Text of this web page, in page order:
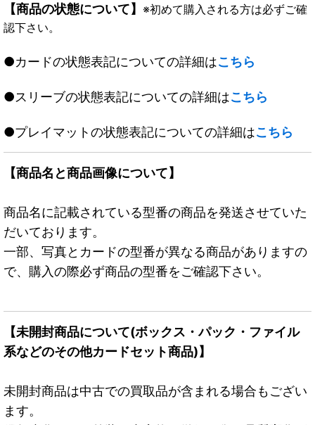
【商品の状態について】 ※初めて購入される方は必ずご確
認下さい。
●カードの状態表記についての詳細はこちら
●スリーブの状態表記についての詳細はこちら
●プレイマットの状態表記についての詳細はこちら
【商品名と商品画像について】
商品名に記載されている型番の商品を発送させていた
だいております。
一部、写真とカードの型番が異なる商品がありますの
で、購入の際必ず商品の型番をご確認下さい。
【未開封商品について(ボックス・パック・ファイル
系などのその他カードセット商品)】
未開封商品は中古での買取品が含まれる場合もござい
ます。